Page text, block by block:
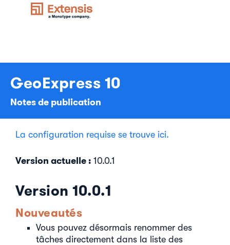
GeoExpress 10
Notes de publication
La configuration requise se trouve ici.
Version actuelle : 10.0.1
Version 10.0.1
Nouveautés
Vous pouvez désormais renommer des
tâches directement dans la liste des